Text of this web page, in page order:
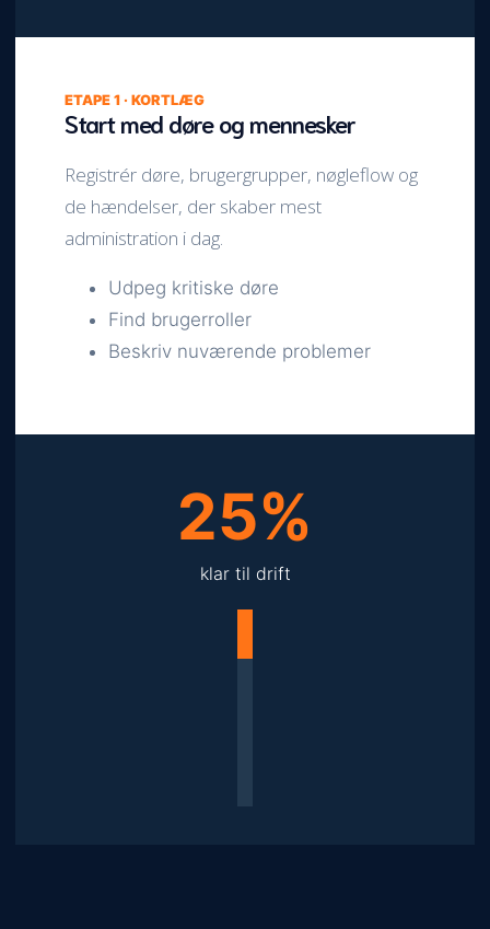
ETAPE 1 · KORTLÆG
Start med døre og mennesker
Registrér døre, brugergrupper, nøgleflow og
de hændelser, der skaber mest
administration i dag.
Udpeg kritiske døre
Find brugerroller
Beskriv nuværende problemer
25%
klar til drift